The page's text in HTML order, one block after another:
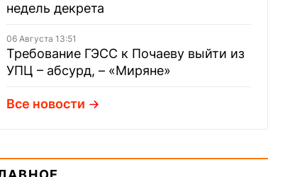
недель декрета
06 Августа 13:51
Требование ГЭСС к Почаеву выйти из
УПЦ – абсурд, – «Миряне»
Все новости